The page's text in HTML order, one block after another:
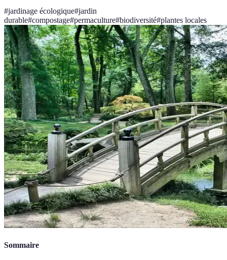
#jardinage écologique#jardin
durable#compostage#permaculture#biodiversité#plantes locales
Sommaire